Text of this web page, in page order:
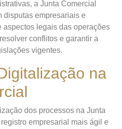
a Junta Comercial
disputas empresariais e
aspectos legais das operações
conflitos e garantir a
vigentes.
na
dos processos na Junta
empresarial mais ágil e